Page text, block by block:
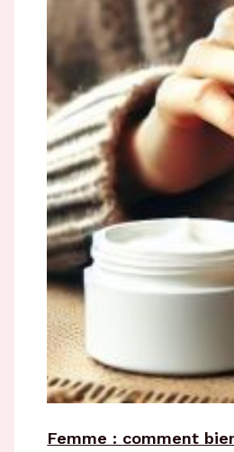
Femme : comment